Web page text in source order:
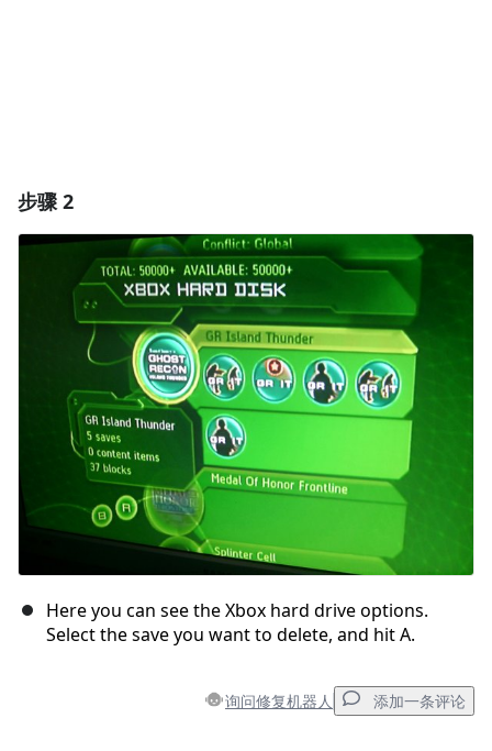
步骤 2
Here you can see the Xbox hard drive options.
Select the save you want to delete, and hit A.
询问修复机器人 添加一条评论